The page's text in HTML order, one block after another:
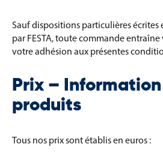
Sauf dispositions particulières écrites
par FESTA, toute commande
votre adhésion aux présentes
Prix – Information
produits
Tous nos prix sont établis en euros :